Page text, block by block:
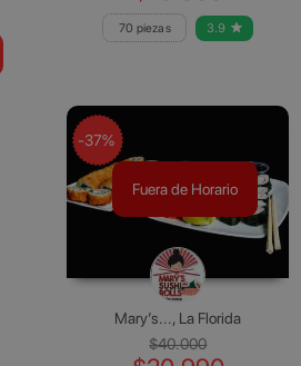
70 piezas 3.9
Fuera de Horario
-37%
Mary’s..., La Florida
$40.000